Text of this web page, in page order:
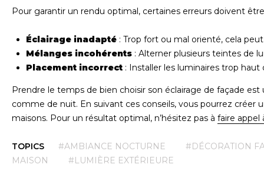
Pour garantir un rendu optimal, certaines erreurs doivent
Éclairage inadapté : Trop fort ou mal orienté, cela
Mélanges incohérents : Alterner plusieurs teintes de
Placement incorrect : Installer les luminaires trop
Prendre le temps de bien choisir son éclairage de façade
comme de nuit. En suivant ces conseils, vous pourrez créer
maisons. Pour un résultat optimal, n’hésitez pas à faire appel
TOPICS #AMBIANCE NOCTURNE
#DÉCORATION
MAISON
#LUMIÈRE EXTÉRIEURE